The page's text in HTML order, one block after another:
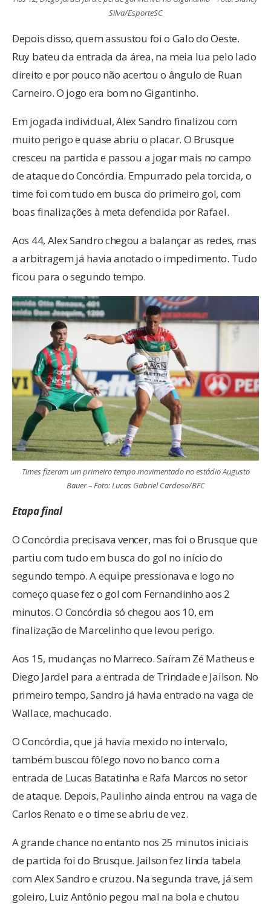
Silva/EsporteSC
Depois disso, quem assustou foi o Galo do Oeste.
Ruy bateu da entrada da área, na meia lua pelo lado
direito e por pouco não acertou o ângulo de Ruan
Carneiro. O jogo era bom no Gigantinho.
Em jogada individual, Alex Sandro finalizou com
muito perigo e quase abriu o placar. O Brusque
cresceu na partida e passou a jogar mais no campo
de ataque do Concórdia. Empurrado pela torcida, o
time foi com tudo em busca do primeiro gol, com
boas finalizações à meta defendida por Rafael.
Aos 44, Alex Sandro chegou a balançar as redes, mas
a arbitragem já havia anotado o impedimento. Tudo
ficou para o segundo tempo.
Times fizeram um primeiro tempo movimentado no estádio Augusto
Bauer – Foto: Lucas Gabriel Cardoso/BFC
Etapa final
O Concórdia precisava vencer, mas foi o Brusque que
partiu com tudo em busca do gol no início do
segundo tempo. A equipe pressionava e logo no
começo quase fez o gol com Fernandinho aos 2
minutos. O Concórdia só chegou aos 10, em
finalização de Marcelinho que levou perigo.
Aos 15, mudanças no Marreco. Saíram Zé Matheus e
Diego Jardel para a entrada de Trindade e Jailson. No
primeiro tempo, Sandro já havia entrado na vaga de
Wallace, machucado.
O Concórdia, que já havia mexido no intervalo,
também buscou fôlego novo no banco com a
entrada de Lucas Batatinha e Rafa Marcos no setor
de ataque. Depois, Paulinho ainda entrou na vaga de
Carlos Renato e o time se abriu de vez.
A grande chance no entanto nos 25 minutos iniciais
de partida foi do Brusque. Jailson fez linda tabela
com Alex Sandro e cruzou. Na segunda trave, já sem
goleiro, Luiz Antônio pegou mal na bola e chutou